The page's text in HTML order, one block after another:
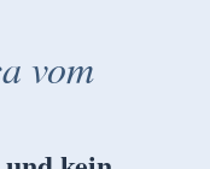
vom